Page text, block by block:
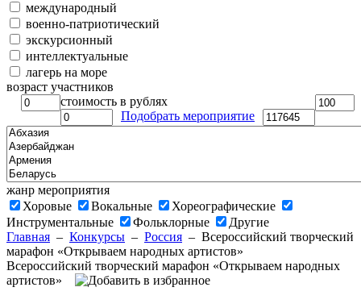
международный
военно-патриотический
экскурсионный
интеллектуальные
лагерь на море
возраст участников
стоимость в рублях
Подобрать мероприятие
жанр мероприятия
Хоровые
Вокальные
Хореографические
Инструментальные
Фольклорные
Другие
Главная – Конкурсы – Россия – Всероссийский творческий
марафон «Открываем народных артистов»
Всероссийский творческий марафон «Открываем народных
артистов»